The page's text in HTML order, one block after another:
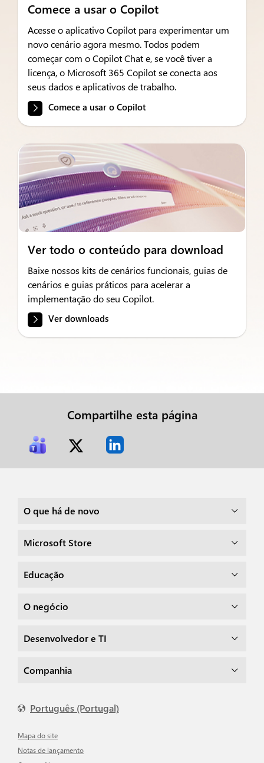
Comece a usar o Copilot
Acesse o aplicativo Copilot para experimentar um
novo cenário agora mesmo. Todos podem
começar com o Copilot Chat e, se você tiver a
licença, o Microsoft 365 Copilot se conecta aos
seus dados e aplicativos de trabalho.
Comece a usar o Copilot
Ver todo o conteúdo para download
Baixe nossos kits de cenários funcionais, guias de
cenários e guias práticos para acelerar a
implementação do seu Copilot.
Ver downloads
Compartilhe esta página
O que há de novo
Microsoft Store
Educação
O negócio
Desenvolvedor e TI
Companhia
Português (Portugal)
Mapa do site
Notas de lançamento